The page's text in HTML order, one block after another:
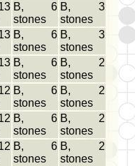
B, 6
stones
B, 3
stones
B, 6
stones
B, 3
stones
B, 6
stones
B, 2
stones
B, 6
stones
B, 2
stones
B, 6
stones
B, 2
stones
B, 6
stones
B, 2
stones